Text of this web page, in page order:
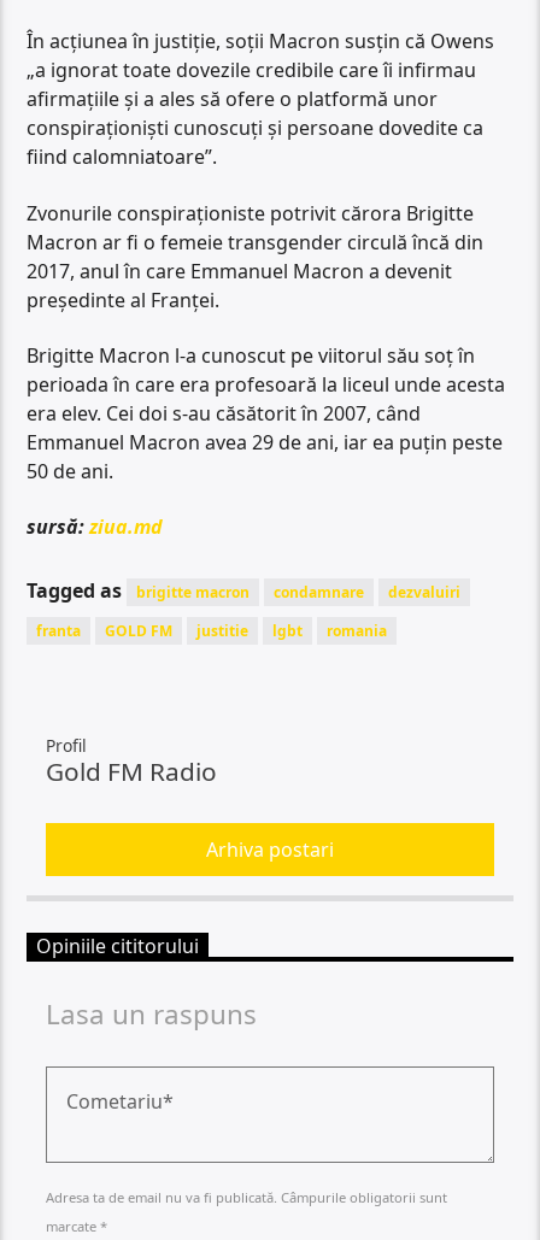
În acțiunea în justiție, soții Macron susțin că Owens
„a ignorat toate dovezile credibile care îi infirmau
afirmațiile și a ales să ofere o platformă unor
conspiraționiști cunoscuți și persoane dovedite ca
fiind calomniatoare”.
Zvonurile conspiraționiste potrivit cărora Brigitte
Macron ar fi o femeie transgender circulă încă din
2017, anul în care Emmanuel Macron a devenit
președinte al Franței.
Brigitte Macron l-a cunoscut pe viitorul său soț în
perioada în care era profesoară la liceul unde acesta
era elev. Cei doi s-au căsătorit în 2007, când
Emmanuel Macron avea 29 de ani, iar ea puțin peste
50 de ani.
sursă:ziua.md
Tagged as brigitte macron condamnare
dezvaluiri
franta
GOLD FM justitie lgbt romania
Profil
Gold FM Radio
Arhiva postari
Opiniile cititorului
Lasa un raspuns
Adresa ta de email nu va fi publicată. Câmpurile obligatorii sunt
marcate *